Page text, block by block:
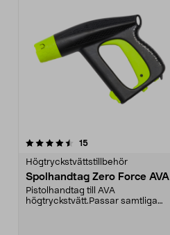
15recensioner
Högtryckstvättstillbehör
Spolhandtag Zero Force AVA
Pistolhandtag till AVA
högtryckstvätt.Passar samtliga
4.0av 5 stjärnor